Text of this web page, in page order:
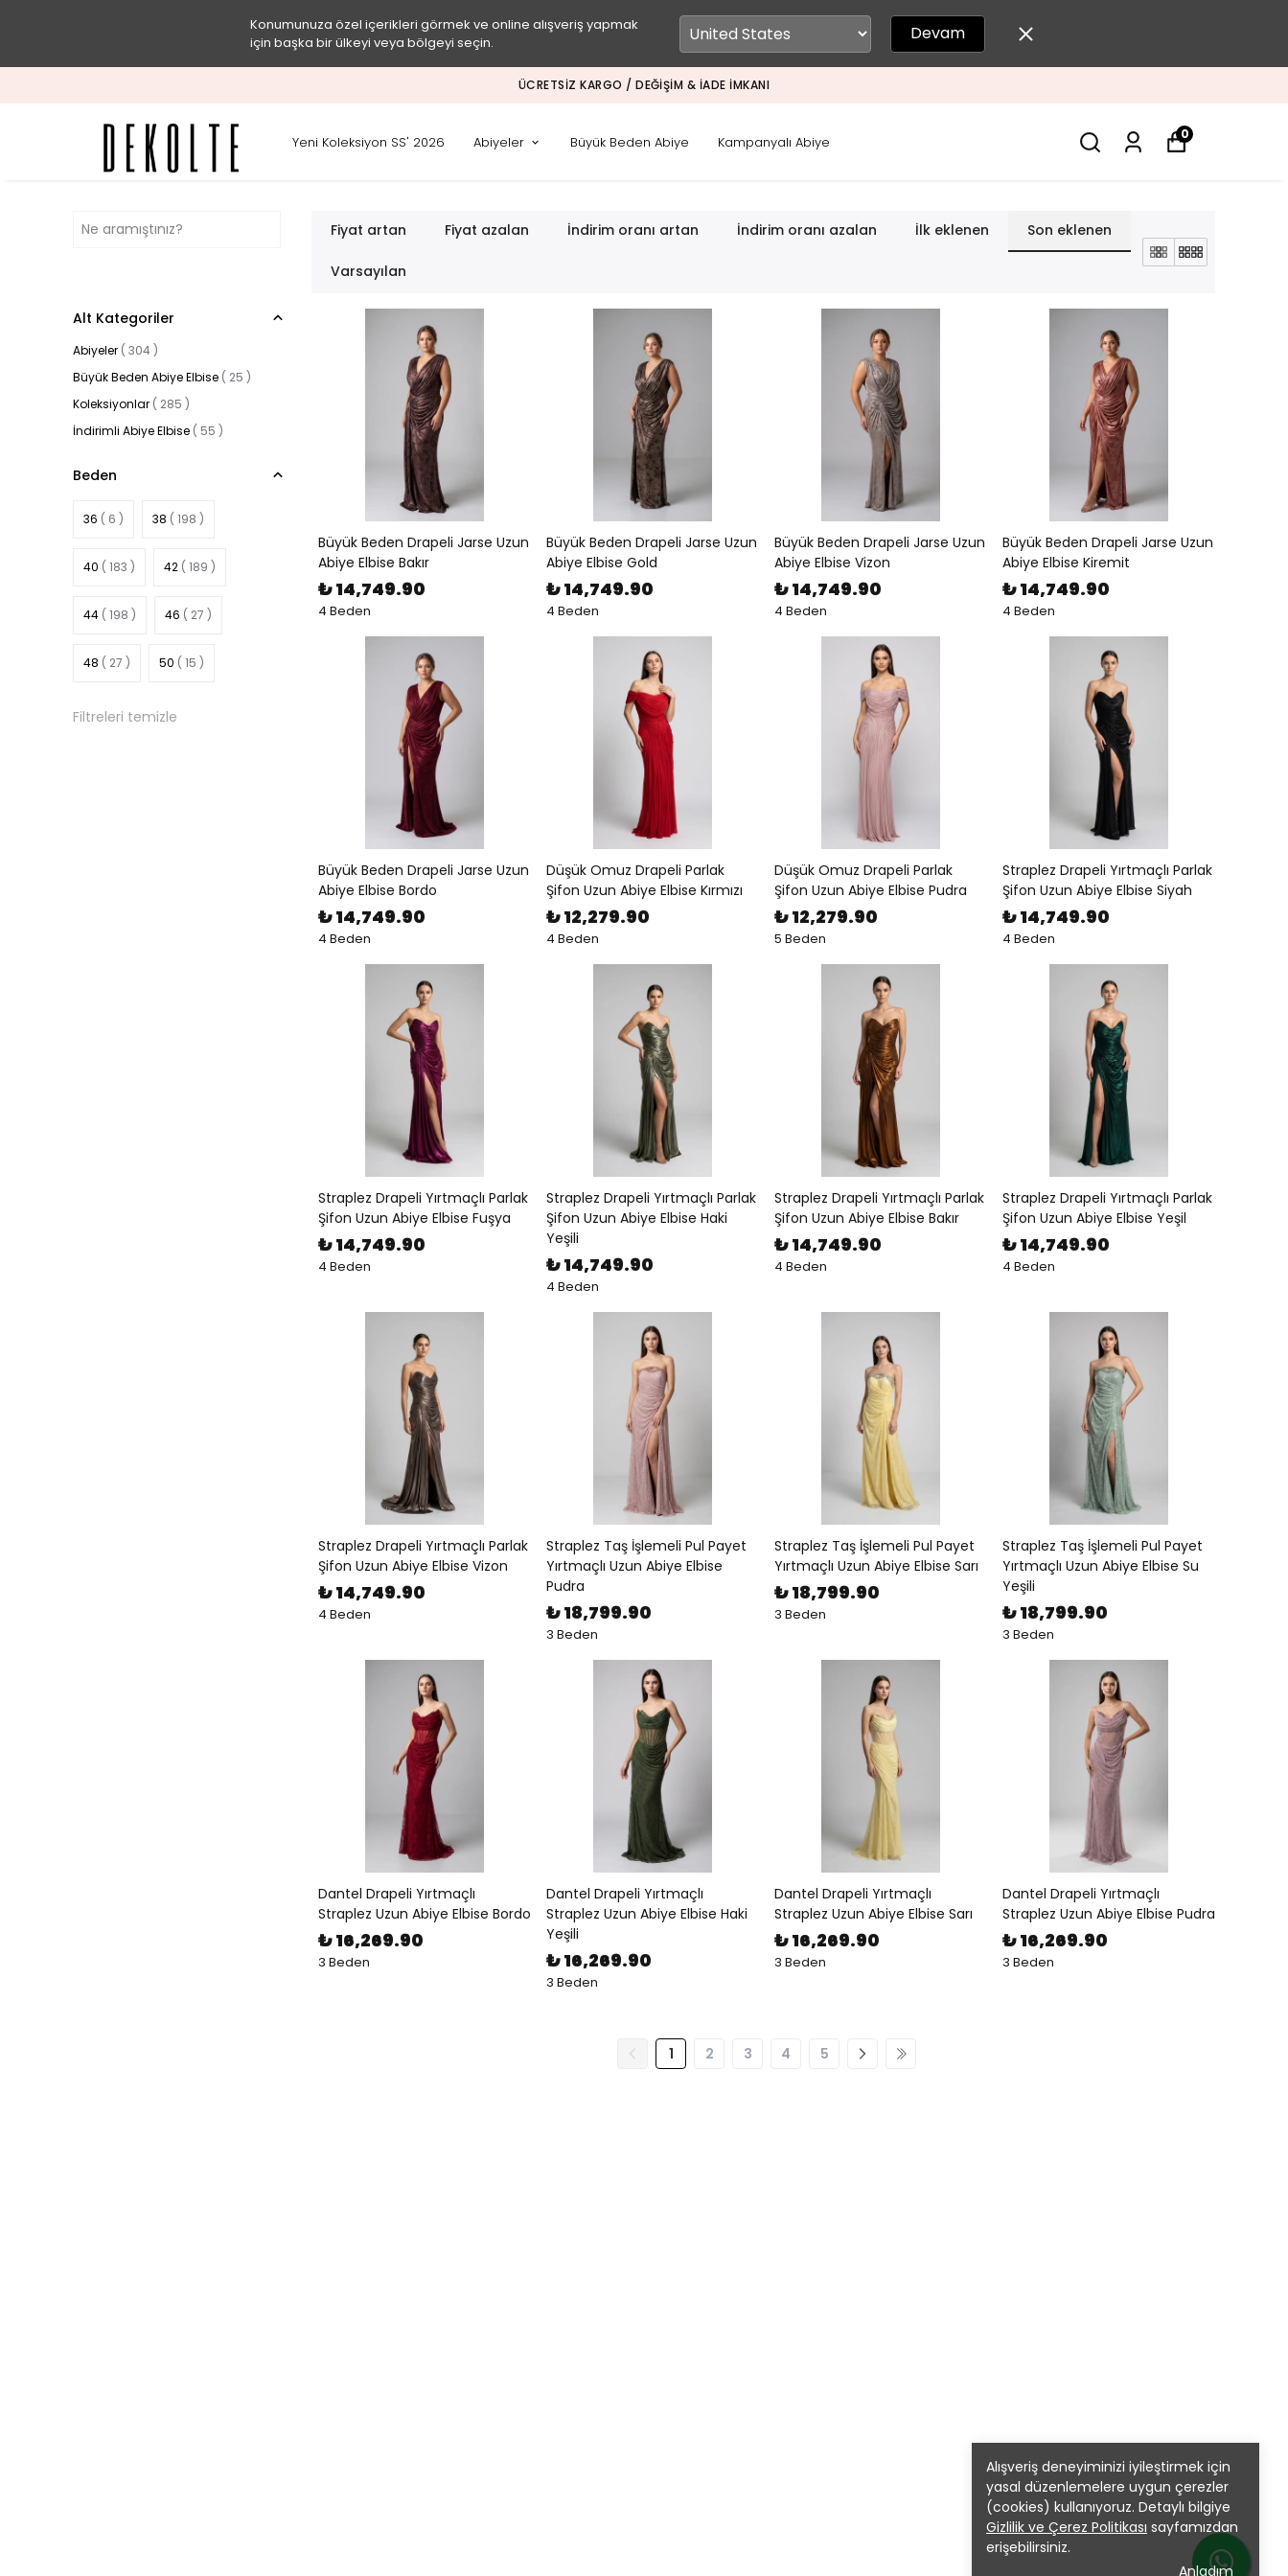
Konumunuza özel içerikleri görmek ve online alışveriş yapmak
için başka bir ülkeyi veya bölgeyi seçin.
Devam
ÜCRETSIZ KARGO / DEĞIŞIM & İADE İMKANI
Yeni Koleksiyon SS' 2026 Abiyeler Büyük Beden Abiye Kampanyalı Abiye 0
Alışveriş deneyiminizi iyileştirmek için
yasal düzenlemelere uygun çerezler
(cookies) kullanıyoruz. Detaylı bilgiye
Gizlilik ve Çerez Politikası sayfamızdan
erişebilirsiniz.
Anladım
Fiyat artan Fiyat azalan İndirim oranı artan İndirim oranı azalan İlk eklenen Son eklenen
Varsayılan
Alt Kategoriler
Abiyeler ( 304 )
Büyük Beden Abiye Elbise ( 25 )
Koleksiyonlar ( 285 )
İndirimli Abiye Elbise ( 55 )
Beden
36 ( 6 ) 38 ( 198 )
40 ( 183 ) 42 ( 189 )
44 ( 198 ) 46 ( 27 )
48 ( 27 ) 50 ( 15 )
Filtreleri temizle
Büyük Beden Drapeli Jarse Uzun
Abiye Elbise Bakır
₺ 14,749.90
4 Beden
Büyük Beden Drapeli Jarse Uzun
Abiye Elbise Gold
₺ 14,749.90
4 Beden
Büyük Beden Drapeli Jarse Uzun
Abiye Elbise Vizon
₺ 14,749.90
4 Beden
Büyük Beden Drapeli Jarse Uzun
Abiye Elbise Kiremit
₺ 14,749.90
4 Beden
Büyük Beden Drapeli Jarse Uzun
Abiye Elbise Bordo
₺ 14,749.90
4 Beden
Düşük Omuz Drapeli Parlak
Şifon Uzun Abiye Elbise Kırmızı
₺ 12,279.90
4 Beden
Düşük Omuz Drapeli Parlak
Şifon Uzun Abiye Elbise Pudra
₺ 12,279.90
5 Beden
Straplez Drapeli Yırtmaçlı Parlak
Şifon Uzun Abiye Elbise Siyah
₺ 14,749.90
4 Beden
Straplez Drapeli Yırtmaçlı Parlak
Şifon Uzun Abiye Elbise Fuşya
₺ 14,749.90
4 Beden
Straplez Drapeli Yırtmaçlı Parlak
Şifon Uzun Abiye Elbise Haki
Yeşili
₺ 14,749.90
4 Beden
Straplez Drapeli Yırtmaçlı Parlak
Şifon Uzun Abiye Elbise Bakır
₺ 14,749.90
4 Beden
Straplez Drapeli Yırtmaçlı Parlak
Şifon Uzun Abiye Elbise Yeşil
₺ 14,749.90
4 Beden
Straplez Drapeli Yırtmaçlı Parlak
Şifon Uzun Abiye Elbise Vizon
₺ 14,749.90
4 Beden
Straplez Taş İşlemeli Pul Payet
Yırtmaçlı Uzun Abiye Elbise
Pudra
₺ 18,799.90
3 Beden
Straplez Taş İşlemeli Pul Payet
Yırtmaçlı Uzun Abiye Elbise Sarı
₺ 18,799.90
3 Beden
Straplez Taş İşlemeli Pul Payet
Yırtmaçlı Uzun Abiye Elbise Su
Yeşili
₺ 18,799.90
3 Beden
Dantel Drapeli Yırtmaçlı
Straplez Uzun Abiye Elbise Bordo
₺ 16,269.90
3 Beden
Dantel Drapeli Yırtmaçlı
Straplez Uzun Abiye Elbise Haki
Yeşili
₺ 16,269.90
3 Beden
Dantel Drapeli Yırtmaçlı
Straplez Uzun Abiye Elbise Sarı
₺ 16,269.90
3 Beden
Dantel Drapeli Yırtmaçlı
Straplez Uzun Abiye Elbise Pudra
₺ 16,269.90
3 Beden
1 2 3 4 5